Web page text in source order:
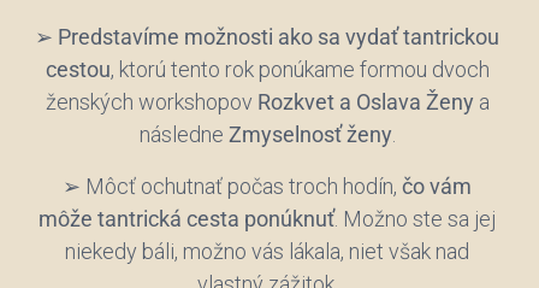
➢ Predstavíme možnosti ako sa vydať tantrickou
cestou, ktorú tento rok ponúkame formou dvoch
ženských workshopov Rozkvet a Oslava Ženy a
následne Zmyselnosť ženy.
➢ Môcť ochutnať počas troch hodín, čo vám
môže tantrická cesta ponúknuť. Možno ste sa jej
niekedy báli, možno vás lákala, niet však nad